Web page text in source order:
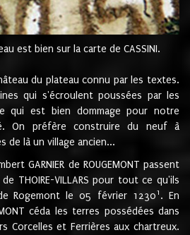
est bien sur la carte de CASSINI.
du plateau connu par les textes.
qui s'écroulent poussées par les
qui est bien dommage pour notre
On préfère construire du neuf à
de là un village ancien...
GARNIER de ROUGEMONT passent
THOIRE-VILLARS pour tout ce qu'ils
Rogemont le 05 février 12301 . En
céda les terres possédées dans
Corcelles et Ferrières aux chartreux.